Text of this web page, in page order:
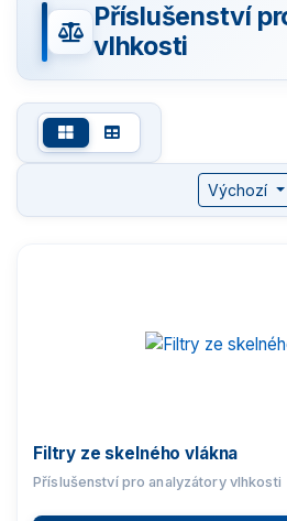
Vážení stentů
Kalibrace pipet
Komparátory hmotnosti
Kontrolní váhy HBZ (e)
Příslušenství
vlhkosti
Výchozí
Filtry ze skelného vlákna
Příslušenství pro analyzátory vlhkosti